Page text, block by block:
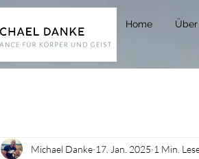
Home
Michael Danke 17. Jan. 2025 1 Min.